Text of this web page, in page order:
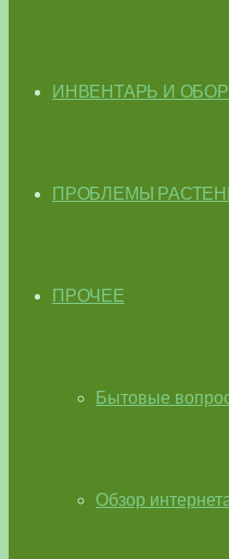
ИНВЕНТАРЬ И
ПРОБЛЕМЫ
ПРОЧЕЕ
Бытовые
Обзор